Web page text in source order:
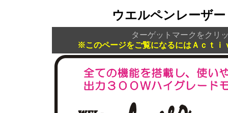
ウエルペンレーザ
ターゲットマークをクリ
※このページをご覧になるにはＡｃｔｉ